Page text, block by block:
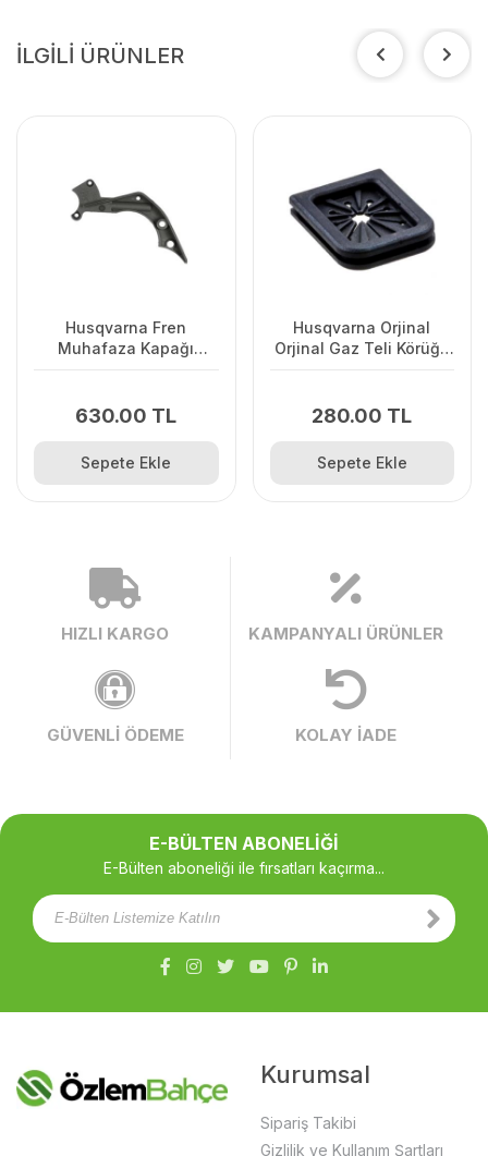
İLGİLİ ÜRÜNLER
Husqvarna Fren
Muhafaza Kapağı
630.00 TL
Sepete Ekle
Husqvarna Orjinal
Orjinal Gaz Teli Körüğü
280.00 TL
Sepete Ekle
HIZLI KARGO KAMPANYALI ÜRÜNLER
GÜVENLİ ÖDEME KOLAY İADE
E-BÜLTEN ABONELİĞİ
E-Bülten aboneliği ile fırsatları kaçırma...
Kurumsal
Sipariş Takibi
Gizlilik ve Kullanım Şartları